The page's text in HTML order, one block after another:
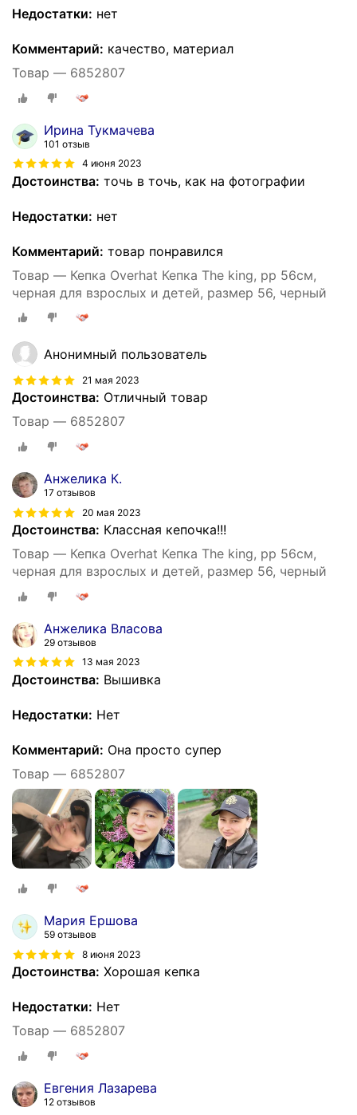
Недостатки: нет
Комментарий: качество, материал
Товар — 6852807
Ирина Тукмачева
101 отзыв
4 июня 2023
Достоинства: точь в точь, как на фотографии
Недостатки: нет
Комментарий: товар понравился
Товар — Кепка Overhat Кепка The king, рр 56см,
черная для взрослых и детей, размер 56, черный
Анонимный пользователь
21 мая 2023
Достоинства: Отличный товар
Товар — 6852807
Анжелика К.
17 отзывов
20 мая 2023
Достоинства: Классная кепочка!!!
Товар — Кепка Overhat Кепка The king, рр 56см,
черная для взрослых и детей, размер 56, черный
Анжелика Власова
29 отзывов
13 мая 2023
Достоинства: Вышивка
Недостатки: Нет
Комментарий: Она просто супер
Товар — 6852807
Мария Ершова
59 отзывов
8 июня 2023
Достоинства: Хорошая кепка
Недостатки: Нет
Товар — 6852807
Евгения Лазарева
12 отзывов